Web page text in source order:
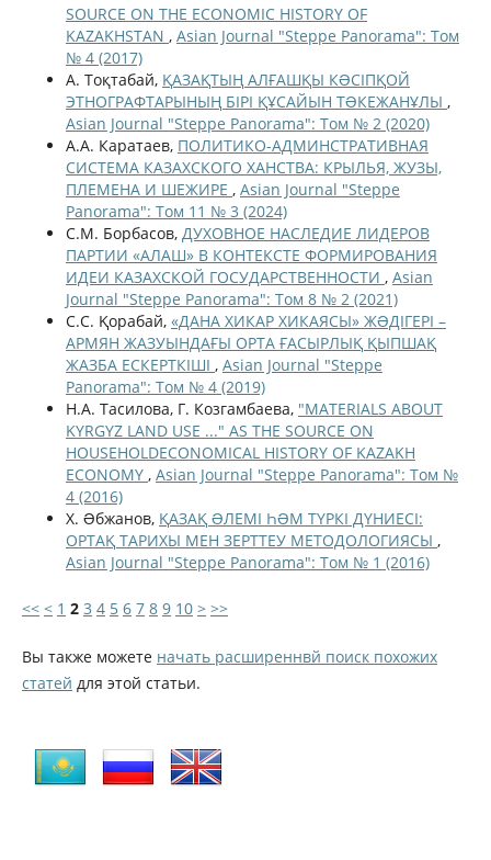
SOURCE ON THE ECONOMIC HISTORY OF
KAZAKHSTAN , Asian Journal "Steppe Panorama": Том
№ 4 (2017)
А. Тоқтабай, ҚАЗАҚТЫҢ АЛҒАШҚЫ КƏСІПҚОЙ
ЭТНОГРАФТАРЫНЫҢ БІРІ ҚҰСАЙЫН ТƏКЕЖАНҰЛЫ ,
Asian Journal "Steppe Panorama": Том № 2 (2020)
А.А. Каратаев, ПОЛИТИКО-АДМИНСТРАТИВНАЯ
СИСТЕМА КАЗАХСКОГО ХАНСТВА: КРЫЛЬЯ, ЖУЗЫ,
ПЛЕМЕНА И ШЕЖИРЕ , Asian Journal "Steppe
Panorama": Том 11 № 3 (2024)
С.М. Борбасов, ДУХОВНОЕ НАСЛЕДИЕ ЛИДЕРОВ
ПАРТИИ «АЛАШ» В КОНТЕКСТЕ ФОРМИРОВАНИЯ
ИДЕИ КАЗАХСКОЙ ГОСУДАРСТВЕННОСТИ , Asian
Journal "Steppe Panorama": Том 8 № 2 (2021)
С.С. Қорабай, «ДАНА ХИКАР ХИКАЯСЫ» ЖƏДІГЕРІ –
АРМЯН ЖАЗУЫНДАҒЫ ОРТА ҒАСЫРЛЫҚ ҚЫПШАҚ
ЖАЗБА ЕСКЕРТКІШІ , Asian Journal "Steppe
Panorama": Том № 4 (2019)
Н.А. Тасилова, Г. Козгамбаева, "MATERIALS ABOUT
KYRGYZ LAND USE ..." AS THE SOURCE ON
HOUSEHOLDECONOMICAL HISTORY OF KAZAKH
ECONOMY , Asian Journal "Steppe Panorama": Том №
4 (2016)
Х. Əбжанов, ҚАЗАҚ ƏЛЕМІ ҺƏМ ТҮРКІ ДҮНИЕСІ:
ОРТАҚ ТАРИХЫ МЕН ЗЕРТТЕУ МЕТОДОЛОГИЯСЫ ,
Asian Journal "Steppe Panorama": Том № 1 (2016)
<< < 1 2 3 4 5 6 7 8 9 10 > >>
Вы также можете начать расширеннвй поиск похожих
статей для этой статьи.